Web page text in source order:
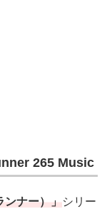
265 Music
ンナー）」シリー